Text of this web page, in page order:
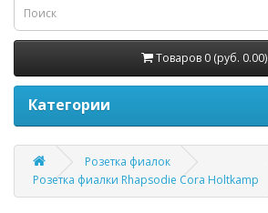
Товаров 0 (руб. 0.00)
Категории
Розетка фиалок
Розетка фиалки Rhapsodie Cora Holtkamp